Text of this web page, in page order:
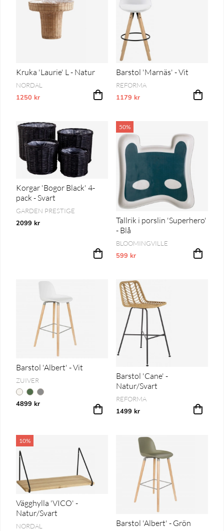
Kruka 'Laurie' L - Natur
NORDAL
1250 kr
Vårt lägsta pris 1-30 dagar innan prissänkning
Barstol 'Marnäs' - Vit
REFORMA
1179 kr
Vårt lägsta pris 1-30 dagar innan
Korgar 'Bogor Black' 4-
pack - Svart
GARDEN PRESTIGE
2099 kr
50%
Tallrik i porslin 'Superhero'
- Blå
BLOOMINGVILLE
599 kr
Vårt lägsta pris 1-30 dagar innan
Barstol 'Albert' - Vit
ZUIVER
4899 kr
Barstol 'Cane' -
Natur/Svart
REFORMA
1499 kr
10%
Vägghylla 'VICO' -
Natur/Svart
NORDAL
Barstol 'Albert' - Grön